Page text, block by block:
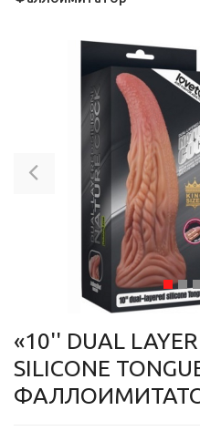
Previous
«10'' DUAL
SILICONE